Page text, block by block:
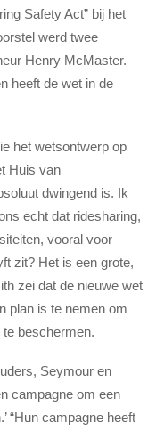
Safety Act” bij het
werd twee
Henry McMaster.
heeft de wet in de
het wetsontwerp op
Huis van
dwingend is. Ik
echt dat ridesharing,
vooral voor
zit? Het is een grote,
zei dat de nieuwe wet
plan is te nemen om
beschermen.
Seymour en
campagne om een
“Hun campagne heeft